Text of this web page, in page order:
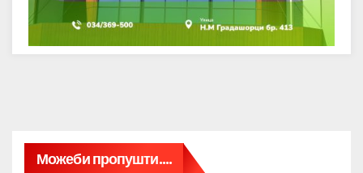
Можеби пропушти....